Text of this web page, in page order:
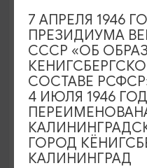
КОНЦЕРТЫ
Звучащие сады
09.08.2026 18:00
Калининград, Собор
7 АПРЕЛЯ 1946
ПРЕЗИДИУМА
СССР «ОБ
СОСТАВЕ
4 ИЮЛЯ 1946
ГОРОД
КАЛИНИНГРАД